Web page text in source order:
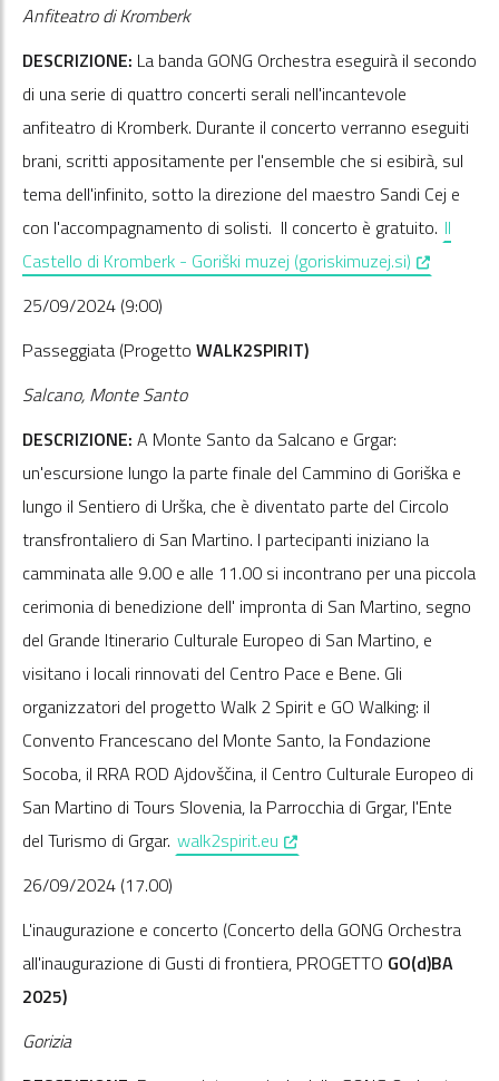
Anfiteatro di Kromberk
DESCRIZIONE: La banda GONG Orchestra eseguirà il secondo
di una serie di quattro concerti serali nell'incantevole
anfiteatro di Kromberk. Durante il concerto verranno eseguiti
brani, scritti appositamente per l'ensemble che si esibirà, sul
tema dell'infinito, sotto la direzione del maestro Sandi Cej e
con l'accompagnamento di solisti. Il concerto è gratuito. Il
Castello di Kromberk - Goriški muzej (goriskimuzej.si) , opens in
25/09/2024 (9:00)
Passeggiata (Progetto WALK2SPIRIT)
Salcano, Monte Santo
DESCRIZIONE: A Monte Santo da Salcano e Grgar:
un'escursione lungo la parte finale del Cammino di Goriška e
lungo il Sentiero di Urška, che è diventato parte del Circolo
transfrontaliero di San Martino. I partecipanti iniziano la
camminata alle 9.00 e alle 11.00 si incontrano per una piccola
cerimonia di benedizione dell' impronta di San Martino, segno
del Grande Itinerario Culturale Europeo di San Martino, e
visitano i locali rinnovati del Centro Pace e Bene. Gli
organizzatori del progetto Walk 2 Spirit e GO Walking: il
Convento Francescano del Monte Santo, la Fondazione
Socoba, il RRA ROD Ajdovščina, il Centro Culturale Europeo di
San Martino di Tours Slovenia, la Parrocchia di Grgar, l'Ente
del Turismo di Grgar. walk2spirit.eu , opens in a new window
26/09/2024 (17.00)
L'inaugurazione e concerto (Concerto della GONG Orchestra
all'inaugurazione di Gusti di frontiera, PROGETTO GO(d)BA
2025)
Gorizia